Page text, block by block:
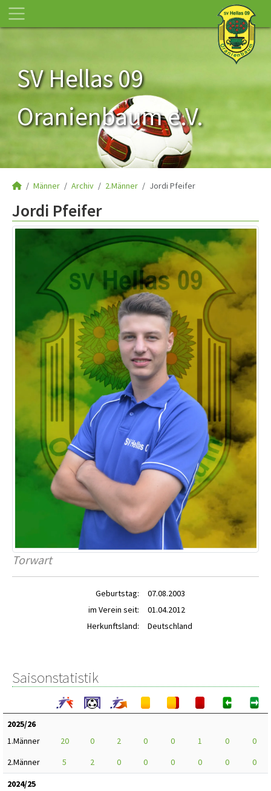
SV Hellas 09
Oranienbaum e.V.
Männer Archiv 2.Männer Jordi Pfeifer
Jordi Pfeifer
Torwart
Geburtstag:
07.08.2003
im Verein seit:
01.04.2012
Herkunftsland:
Deutschland
Saisonstatistik
2025/26
1.Männer
20 0 2 0 0 1 0
0
2.Männer
5 2 0 0 0 0 0
0
2024/25